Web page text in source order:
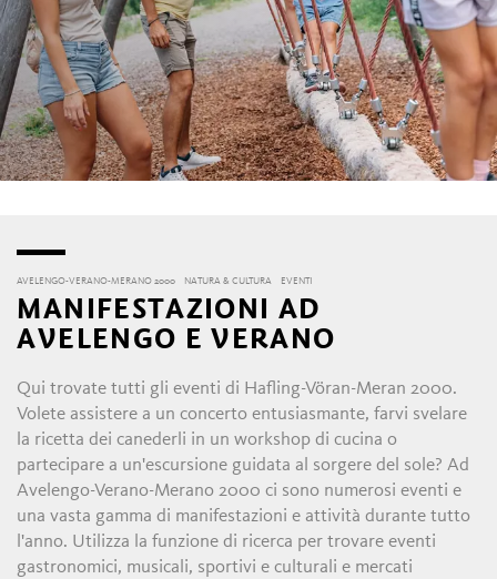
AVELENGO-VERANO-MERANO 2000 NATURA & CULTURA EVENTI
MANIFESTAZIONI AD
AVELENGO E VERANO
Qui trovate tutti gli eventi di Hafling-Vöran-Meran 2000.
Volete assistere a un concerto entusiasmante, farvi svelare
la ricetta dei canederli in un workshop di cucina o
partecipare a un'escursione guidata al sorgere del sole? Ad
Avelengo-Verano-Merano 2000 ci sono numerosi eventi e
una vasta gamma di manifestazioni e attività durante tutto
l'anno. Utilizza la funzione di ricerca per trovare eventi
gastronomici, musicali, sportivi e culturali e mercati